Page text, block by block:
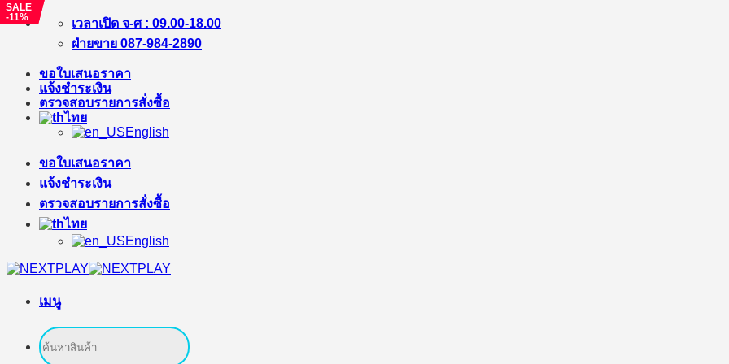
ข้าม
เนื้อหา
เวลาเปิด จ-ศ : 09.00-18.00
ฝ่ายขาย 087-984-2890
ขอใบเสนอราคา
แจ้งชำระเงิน
ตรวจสอบรายการสั่งซื้อ
ไทย
English
ขอใบเสนอราคา
แจ้งชำระเงิน
ตรวจสอบรายการสั่งซื้อ
ไทย
English
เมนู
ค้นหา:
SALE
-%
SALE
-11%